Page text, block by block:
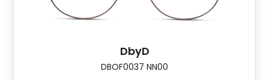
DbyD
DBOF0037 NN00